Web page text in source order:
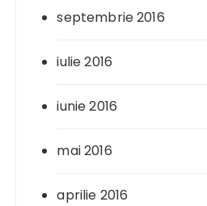
septembrie 2016
iulie 2016
iunie 2016
mai 2016
aprilie 2016